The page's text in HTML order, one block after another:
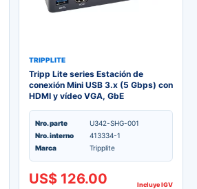
TRIPPLITE
Tripp Lite series Estación de
conexión Mini USB 3.x (5 Gbps) con
HDMI y vídeo VGA, GbE
Nro. parte
U342-SHG-001
Nro. interno
413334-1
Marca
Tripplite
US$ 126.00 Incluye IGV